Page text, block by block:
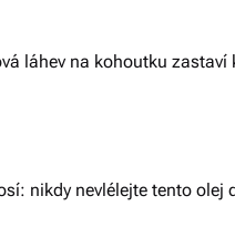
láhev na kohoutku zastaví
nikdy nevlélejte tento olej